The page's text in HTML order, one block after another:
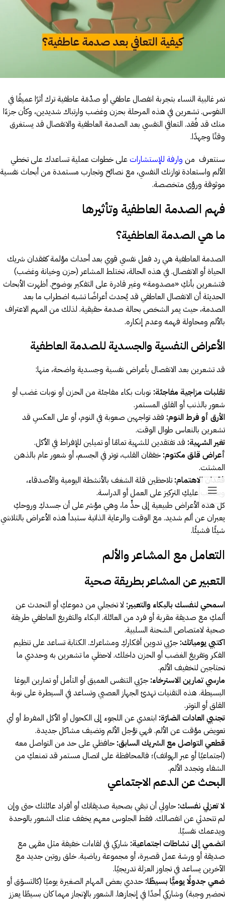
تمر غالبية النساء بتجربة انفصال عاطفي أو صدْمَة عاطفية ترك أثرًا عميقًا في
النفوس. تشعرين في هذه المرحلة بحزن وغضب وارتباك شديدين، وكأن جزءًا
منك قد فُقد. التعافي النفسي بعد الصدمة العاطفية والانفصال قد يستغرق
وقتًا وجهدًا.
سنتعرف من وارفة للإستشارات على خطوات عملية تساعدك على تخطي
الألم واستعادة توازنك النفسي، مع نصائح وتجارب مستمدة من أبحاث نفسية
موثوقة ورؤى متخصصة.
فهم الصدمة العاطفية وتأثيرها
ما هي الصدمة العاطفية؟
الصدمة العاطفية هي رد فعل نفسي قوي بعد أحداث مؤلمة كفقدان شريك
الحياة أو الانفصال. في هذه الحالة، تختلط المشاعر (حزن وخيانة وغضب)
فتشعرين بأنكِ «مصدومة» وغير قادرة على التفكير بوضوح. أظهرت الأبحاث
الحديثة أن الانفصال العاطفي قد يُحدث أعراضًا تشبه اضطراب ما بعد
الصدمة، حيث يمر الشخص بحالة صدمة حقيقية. لذلك من المهم الاعتراف
بالألم ومحاولة فهمه وعدم إنكاره.
الأعراض النفسية والجسدية للصدمة العاطفية
قد تشعرين بعد الانفصال بأعراض نفسية وجسدية واضحة، منها:
تقلبات مزاجية مفاجئة: نوبات بكاء مفاجئة من الحزن أو نوبات غضب أو
شعور بالذنب أو القلق المستمر.
الأرق أو فرط النوم: فقد تواجهين صعوبة في النوم، أو على العكسِ قد
تشعرين بالنعاس طوال الوقت.
تغير الشهية: قد تفتقدين للشهية تمامًا أو تميلين للإفراط في الأكل.
أعراض قلق مكتوم: خفقان القلب، توتر في الجسم، أو شعور عام بالذهن
المشتت.
فقدان الاهتمام: تلاحظين قلة الشغف بالأنشطة اليومية والأصدقاء،
ويصعب عليكِ التركيز على العمل أو الدراسة.
كل هذه الأعراض طبيعية إلى حدٍّ ما، وهي مؤشر على أن جسدكِ وروحكِ
يعبران عن ألم شديد. مع الوقت والرعاية الذاتية ستبدأ هذه الأعراض بالتلاشي
شيئًا فشيئًا.
التعامل مع المشاعر والألم
التعبير عن المشاعر بطريقة صحية
اسمحي لنفسك بالبكاء والتعبير: لا تخجلي من دموعكِ أو التحدث عن
ألمكِ مع صديقة مقربة أو فرد من العائلة. البكاء والتفريغ العاطفي طريقة
صحية لامتصاص الشحنة السلبية.
اكتبي يومياتك:جرّبي تدوين أفكاركِ ومشاعرك. الكتابة تساعد على تنظيم
الفكر وتفريغ الغضب أو الحزن داخلك. لاحظي ما تشعرين به وحددي ما
تحتاجين لتخفيف الألم.
مارسي تمارين الاسترخاء:جرّبي التنفس العميق أو التأمل أو تمارين اليوغا
البسيطة. هذه التقنيات تهدئ الجهاز العصبي وتساعد في السيطرة على نوبة
القلق أو التوتر.
تجنبي العادات الضارّة: ابتعدي عن اللجوء إلى الكحول أو الأكل المفرط أو أي
تعويض مؤقت عن الألم. فهي تؤجل الألم وتضيف مشاكل جديدة.
قطعي التواصل مع الشريك السابق: حافظي على حد من التواصل معه
(اجتماعيًا أو عبر الهواتف)؛ فالمحافظة على اتصال مستمر قد تمنعكِ من
الشفاء وتجدد الألم.
البحث عن الدعم الاجتماعي
لا تعزلي نفسك: حاولي أن تبقي بصحبة صديقاتك أو أفراد عائلتك حتى وإن
لم تتحدثي عن انفصالك. فقط الجلوس معهم يخفف عنك الشعور بالوحدة
ويدعمك نفسيًا.
انضمي إلى نشاطات اجتماعية: شاركي في لقاءات خفيفة مثل مقهى مع
صديقة أو ورشة عمل قصيرة، أو مجموعة رياضية. خلق روتين جديد مع
الآخرين يساعد في تجاوز العزلة تدريجيًا.
ضعي جدولًا يوميًّا بسيطًا: حددي بعض المهام الصغيرة يوميًا (كالتسوّق أو
تحضير وجبة) وشاركي أحدًا في إنجازها. الشعور بالإنجاز مهما كان بسيطًا يعزز